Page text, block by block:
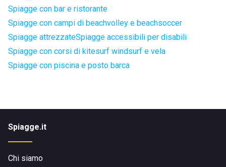
Spiagge con bar e ristorante
Spiagge con campi di beachvolley e beachsoccer
Spiagge attrezzateSpiagge accessibili per disabili
Spiagge con corsi di kitesurf windsurf e vela
Spiagge con piscina e posto barca
Spiagge.it
Chi siamo